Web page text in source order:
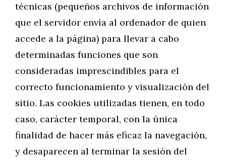
técnicas (pequeños archivos de información
que el servidor envía al ordenador de quien
accede a la página) para llevar a cabo
determinadas funciones que son
consideradas imprescindibles para el
correcto funcionamiento y visualización del
sitio. Las cookies utilizadas tienen, en todo
caso, carácter temporal, con la única
finalidad de hacer más eficaz la navegación,
y desaparecen al terminar la sesión del